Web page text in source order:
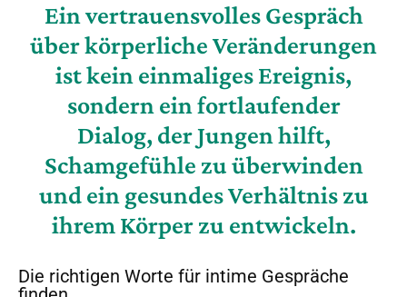
Ein vertrauensvolles Gespräch
über körperliche Veränderungen
ist kein einmaliges Ereignis,
sondern ein fortlaufender
Dialog, der Jungen hilft,
Schamgefühle zu überwinden
und ein gesundes Verhältnis zu
ihrem Körper zu entwickeln.
Die richtigen Worte für intime Gespräche